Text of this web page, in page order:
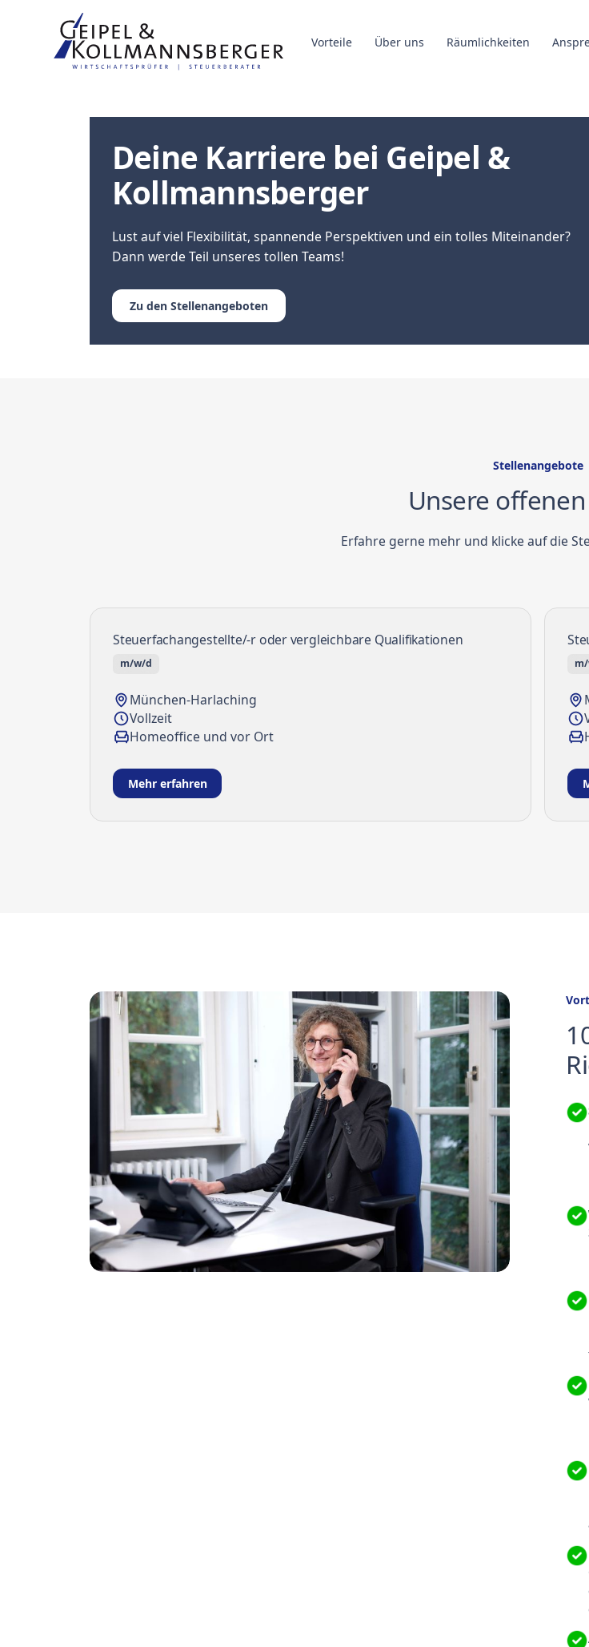
Vorteile Über uns Räumlichkeiten
Deine Karriere bei Geipel &
Kollmannsberger
Lust auf viel Flexibilität, spannende Perspektiven und ein tolles Miteinander?
Dann werde Teil unseres tollen Teams!
Zu den Stellenangeboten
Stellenangebote
Unsere
Erfahre gerne mehr und klicke auf die
Steuerfachangestellte/-r oder vergleichbare Qualifikationen
m/w/d
München-Harlaching
Vollzeit
Homeoffice und vor Ort
Mehr erfahren